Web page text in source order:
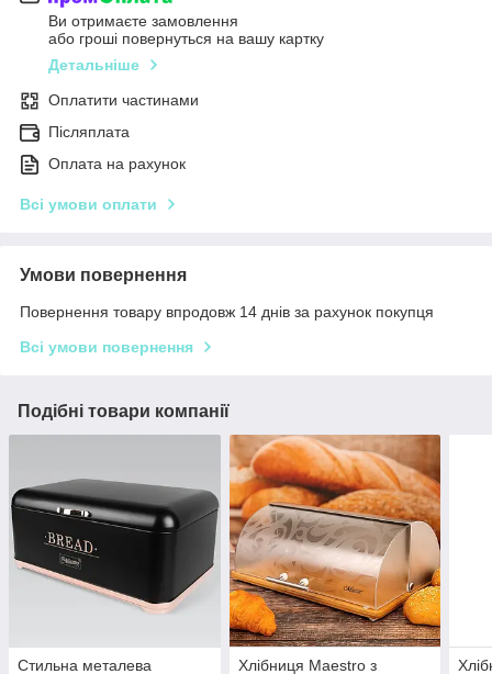
Ви отримаєте замовлення
або гроші повернуться на вашу картку
Детальніше
Оплатити частинами
Післяплата
Оплата на рахунок
Всі умови оплати
Умови повернення
Повернення товару впродовж 14 днів за рахунок покупця
Всі умови повернення
Подібні товари компанії
Стильна металева
Хлібниця Maestro з